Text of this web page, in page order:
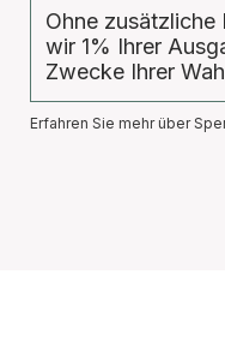
Ohne zusätzliche
wir 1% Ihrer
Zwecke Ihrer
Erfahren Sie mehr über